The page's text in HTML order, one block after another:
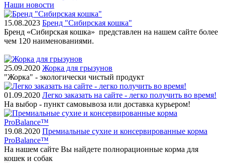
Наши новости
15.08.2023 Бренд "Сибирская кошка"
Бренд «Сибирская кошка» представлен на нашем сайте более
чем 120 наименованиями.
25.09.2020 Жорка для грызунов
"Жорка" - экологически чистый продукт
01.09.2020 Легко заказать на сайте - легко получить во время!
На выбор - пункт самовывоза или доставка курьером!
19.08.2020 Премиальные сухие и консервированные корма
ProBalance™
На нашем сайте Вы найдете полнорационные корма для
кошек и собак